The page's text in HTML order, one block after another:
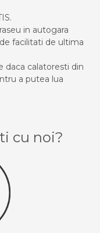
in autogara
facilitati de ultima
daca calatoresti din
a putea lua
cu noi?